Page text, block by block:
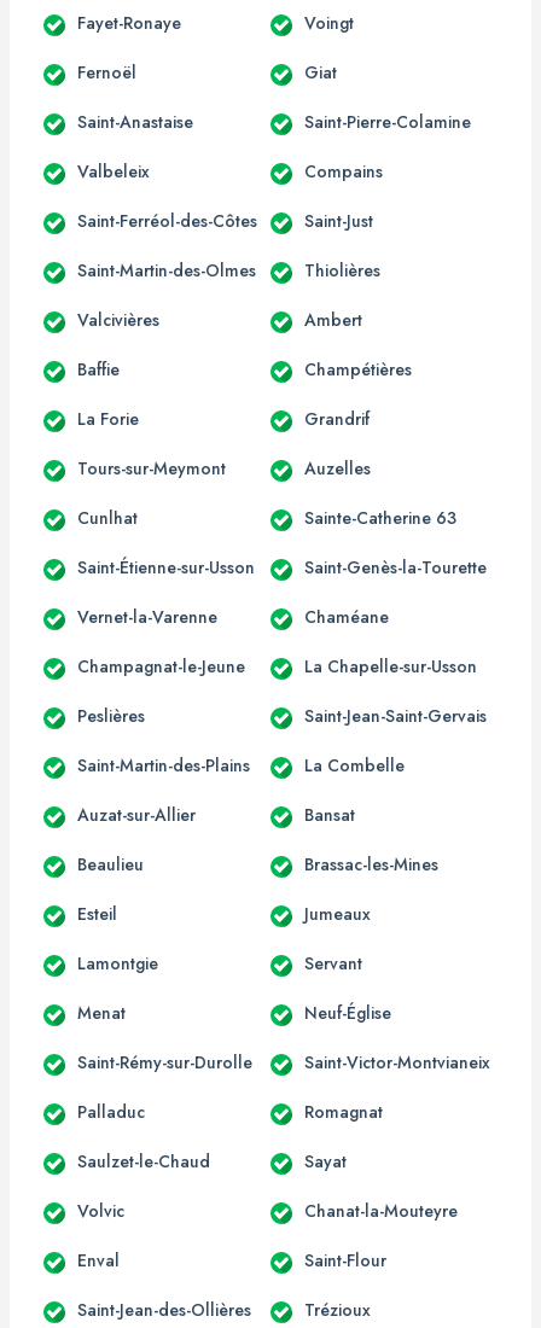
Fayet-Ronaye Voingt
Fernoël Giat
Saint-Anastaise Saint-Pierre-Colamine
Valbeleix Compains
Saint-Ferréol-des-Côtes Saint-Just
Saint-Martin-des-Olmes Thiolières
Valcivières Ambert
Baffie Champétières
La Forie Grandrif
Tours-sur-Meymont Auzelles
Cunlhat Sainte-Catherine 63
Saint-Étienne-sur-Usson Saint-Genès-la-Tourette
Vernet-la-Varenne Chaméane
Champagnat-le-Jeune La Chapelle-sur-Usson
Peslières Saint-Jean-Saint-Gervais
Saint-Martin-des-Plains La Combelle
Auzat-sur-Allier Bansat
Beaulieu Brassac-les-Mines
Esteil Jumeaux
Lamontgie Servant
Menat Neuf-Église
Saint-Rémy-sur-Durolle Saint-Victor-Montvianeix
Palladuc Romagnat
Saulzet-le-Chaud Sayat
Volvic Chanat-la-Mouteyre
Enval Saint-Flour
Saint-Jean-des-Ollières Trézioux